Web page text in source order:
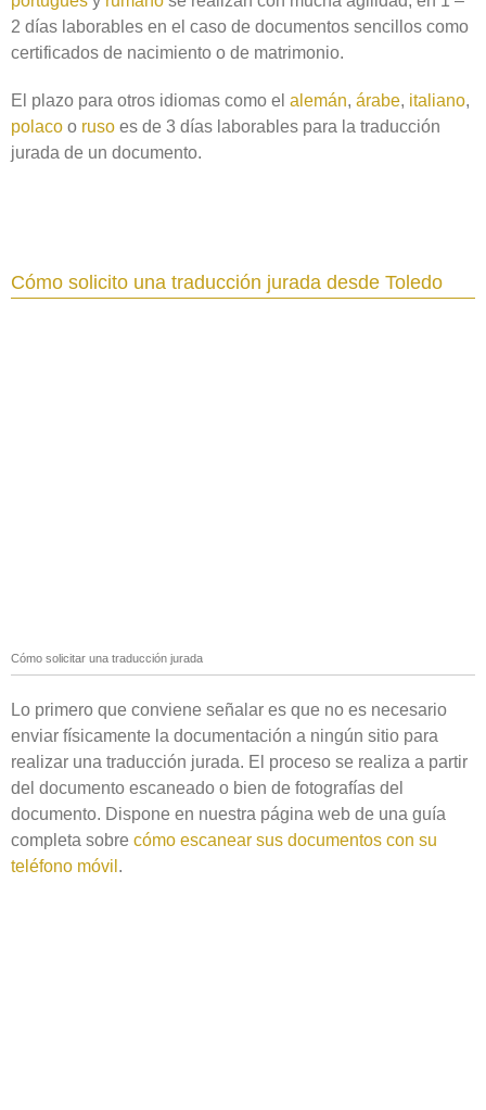
2 días laborables en el caso de documentos sencillos como
certificados de nacimiento o de matrimonio.
El plazo para otros idiomas como el alemán, árabe, italiano,
polaco o ruso es de 3 días laborables para la traducción
jurada de un documento.
Cómo solicito una traducción jurada desde Toledo‎
Cómo solicitar una traducción jurada
Lo primero que conviene señalar es que no es necesario
enviar físicamente la documentación a ningún sitio para
realizar una traducción jurada. El proceso se realiza a partir
del documento escaneado o bien de fotografías del
documento. Dispone en nuestra página web de una guía
completa sobre cómo escanear sus documentos con su
teléfono móvil .